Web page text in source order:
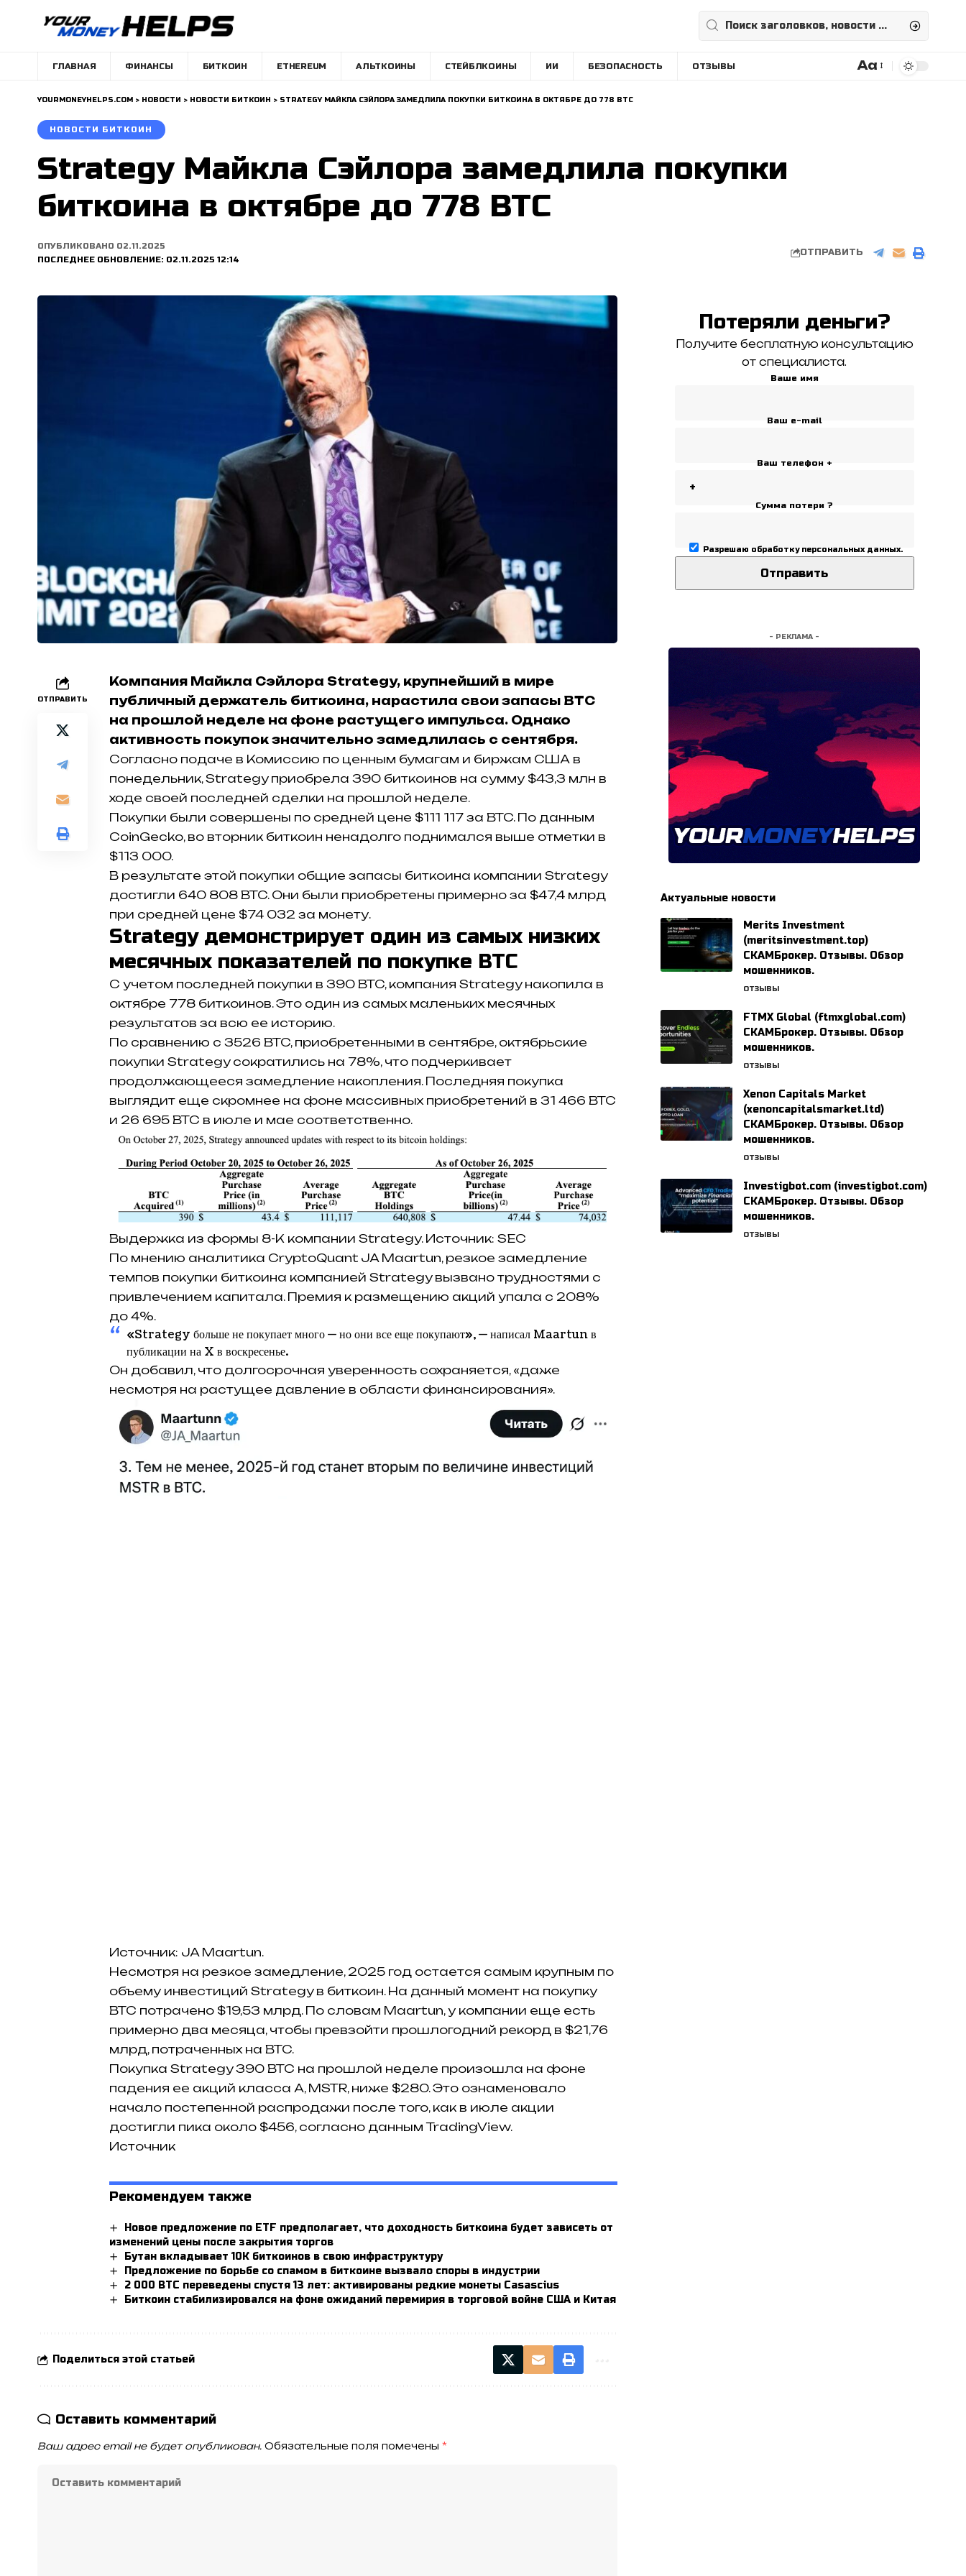
ГЛАВНАЯ ФИНАНСЫ БИТКОИН ETHEREUM АЛЬТКОИНЫ СТЕЙБЛКОИНЫ ИИ БЕЗОПАСНОСТЬ ОТЗЫВЫ
Размера
Aa
YOURMONEYHELPS.COM > НОВОСТИ > НОВОСТИ БИТКОИН > STRATEGY МАЙКЛА СЭЙЛОРА ЗАМЕДЛИЛА ПОКУПКИ БИТКОИНА В ОКТЯБРЕ ДО 778 BTC
НОВОСТИ БИТКОИН
Strategy Майкла Сэйлора замедлила покупки
биткоина в октябре до 778 BTC
ПОСЛЕДНЕЕ ОБНОВЛЕНИЕ: 02.11.2025 12:14
ОПУБЛИКОВАНО 02.11.2025
ОТПРАВИТЬ
ОТПРАВИТЬ
Компания Майкла Сэйлора Strategy, крупнейший в мире
публичный держатель биткоина, нарастила свои запасы BTC
на прошлой неделе на фоне растущего импульса. Однако
активность покупок значительно замедлилась с сентября.
Согласно подаче в Комиссию по ценным бумагам и биржам США в
понедельник, Strategy приобрела 390 биткоинов на сумму $43,3 млн в
ходе своей последней сделки на прошлой неделе.
Покупки были совершены по средней цене $111 117 за BTC. По данным
CoinGecko, во вторник биткоин ненадолго поднимался выше отметки в
$113 000.
В результате этой покупки общие запасы биткоина компании Strategy
достигли 640 808 BTC. Они были приобретены примерно за $47,4 млрд
при средней цене $74 032 за монету.
Strategy демонстрирует один из самых низких
месячных показателей по покупке BTC
С учетом последней покупки в 390 BTC, компания Strategy накопила в
октябре 778 биткоинов. Это один из самых маленьких месячных
результатов за всю ее историю.
По сравнению с 3526 BTC, приобретенными в сентябре, октябрьские
покупки Strategy сократились на 78%, что подчеркивает
продолжающееся замедление накопления. Последняя покупка
выглядит еще скромнее на фоне массивных приобретений в 31 466 BTC
и 26 695 BTC в июле и мае соответственно.
Выдержка из формы 8-K компании Strategy. Источник: SEC
По мнению аналитика CryptoQuant JA Maartun, резкое замедление
темпов покупки биткоина компанией Strategy вызвано трудностями с
привлечением капитала. Премия к размещению акций упала с 208%
до 4%.
«Strategy больше не покупает много — но они все еще покупают», — написал Maartun в
публикации на X в воскресенье.
Он добавил, что долгосрочная уверенность сохраняется, «даже
несмотря на растущее давление в области финансирования».
Источник: JA Maartun.
Несмотря на резкое замедление, 2025 год остается самым крупным по
объему инвестиций Strategy в биткоин. На данный момент на покупку
BTC потрачено $19,53 млрд. По словам Maartun, у компании еще есть
примерно два месяца, чтобы превзойти прошлогодний рекорд в $21,76
млрд, потраченных на BTC.
Покупка Strategy 390 BTC на прошлой неделе произошла на фоне
падения ее акций класса А, MSTR, ниже $280. Это ознаменовало
начало постепенной распродажи после того, как в июле акции
достигли пика около $456, согласно данным TradingView.
Источник
Рекомендуем также
Новое предложение по ETF предполагает, что доходность биткоина будет зависеть от
изменений цены после закрытия торгов
Бутан вкладывает 10К биткоинов в свою инфраструктуру
Предложение по борьбе со спамом в биткоине вызвало споры в индустрии
2 000 BTC переведены спустя 13 лет: активированы редкие монеты Casascius
Биткоин стабилизировался на фоне ожиданий перемирия в торговой войне США и Китая
Поделиться этой статьей
Оставить комментарий
Ваш адрес email не будет опубликован. Обязательные поля помечены *
Потеряли деньги?
Получите бесплатную консультацию
от специалиста.
Ваше имя
Ваш e-mail
Ваш телефон +
Сумма потери ?
Разрешаю обработку персональных данных.
- РЕКЛАМА -
Актуальные новости
Merits Investment
(meritsinvestment.top)
СКАМБрокер. Отзывы. Обзор
мошенников.
ОТЗЫВЫ
FTMX Global (ftmxglobal.com)
СКАМБрокер. Отзывы. Обзор
мошенников.
ОТЗЫВЫ
Xenon Capitals Market
(xenoncapitalsmarket.ltd)
СКАМБрокер. Отзывы. Обзор
мошенников.
ОТЗЫВЫ
Investigbot.com (investigbot.com)
СКАМБрокер. Отзывы. Обзор
мошенников.
ОТЗЫВЫ